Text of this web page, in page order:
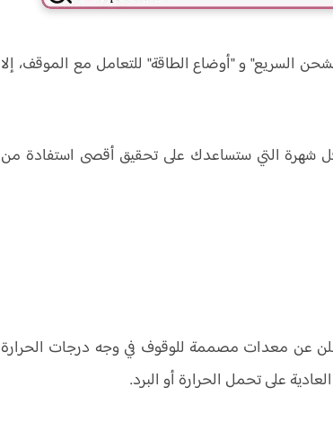
السريع" و "أوضاع الطاقة" للتعامل مع الموقف، إلا
شهرة التي ستساعدك على تحقيق أقصى استفادة من
عن معدات مصممة للوقوف في وجه درجات الحرارة
على تحمل الحرارة أو البرد.